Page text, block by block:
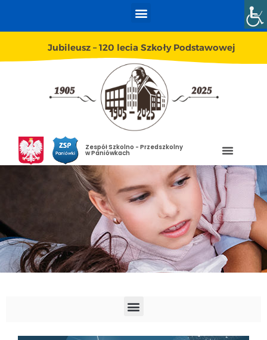
Jubileusz – 120 lecia Szkoły Podstawowej
Zespół Szkolno - Przedszkolny
w Paniówkach